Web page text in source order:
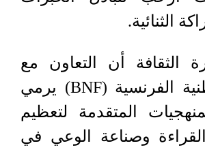
الثنائية.
الثقافة أن التعاون مع
المكتبة الوطنية الفرنسية (BNF) يرمي
المتقدمة لتعظيم
وصناعة الوعي في